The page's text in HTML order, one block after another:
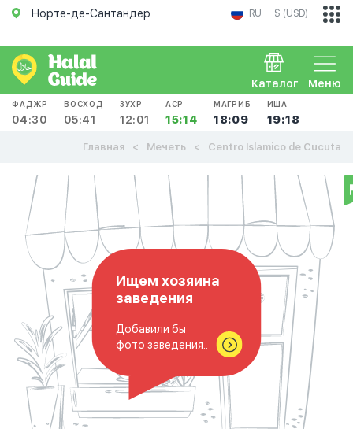
Норте-де-Сантандер RU $ (USD)
Меню
Каталог
ФАДЖР
04:30
ВОСХОД
05:41
ЗУХР
12:01
АСР
15:14
МАГРИБ
18:09
ИША
19:18
Главная Мечеть Centro Islamico de Cucuta
Ищем хозяина
заведения
Добавили бы
фото заведения..